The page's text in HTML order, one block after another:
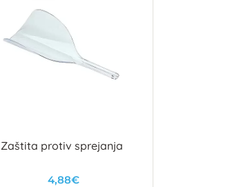
Zaštita protiv sprejanja
4,88€